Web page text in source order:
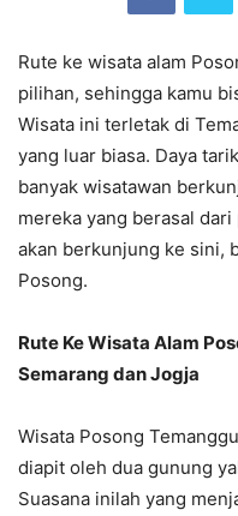
Rute ke wisata alam
pilihan, sehingga kamu
Wisata ini terletak di
yang luar biasa. Daya
banyak wisatawan
mereka yang berasal
akan berkunjung ke sini,
Posong.
Rute Ke Wisata Alam
Semarang dan Jogja
Wisata Posong
diapit oleh dua gunung
Suasana inilah yang